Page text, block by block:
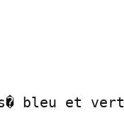
bleu et